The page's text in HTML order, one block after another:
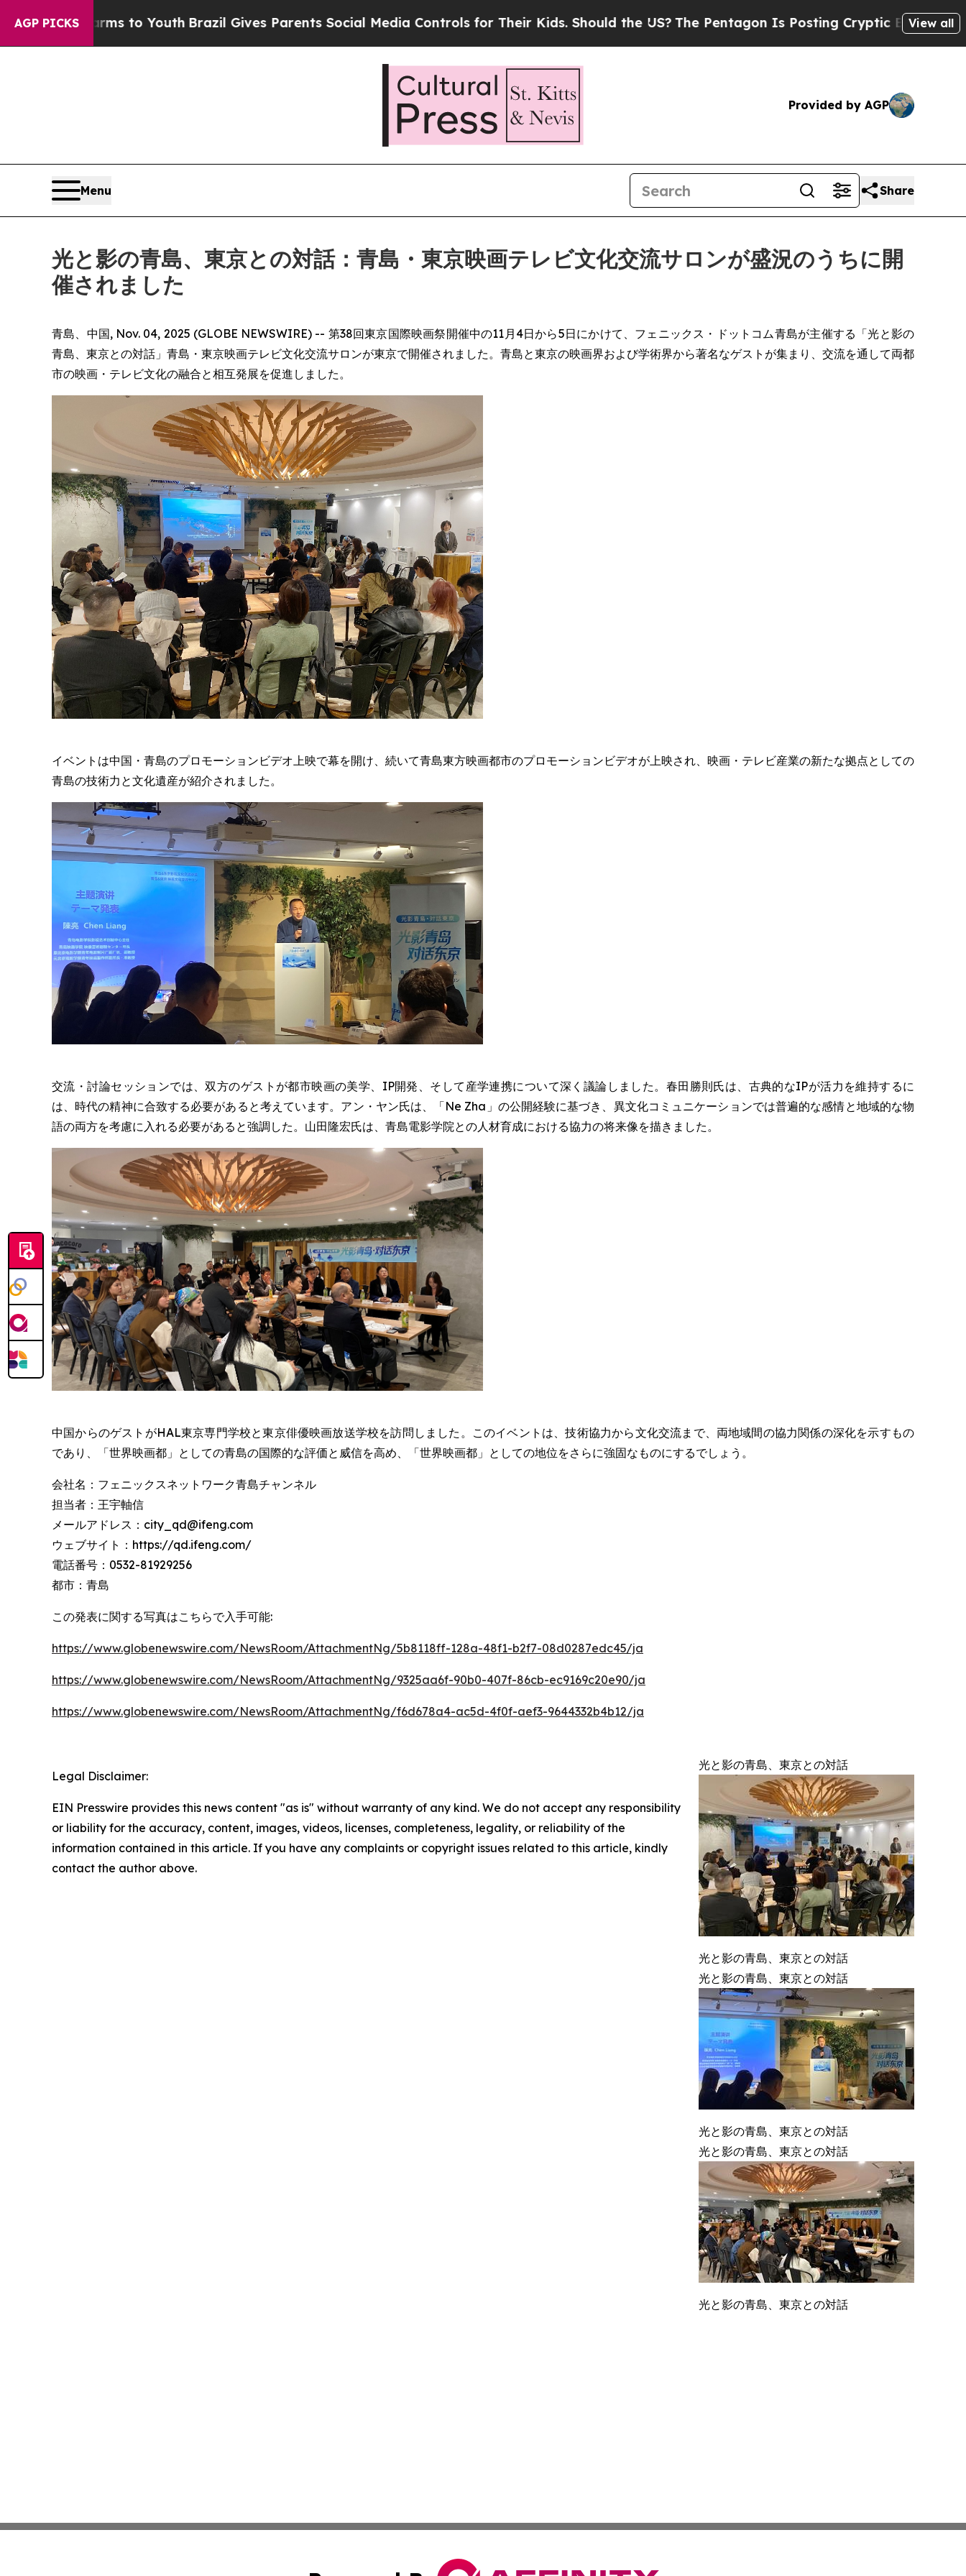
AGP PICKS
to Youth Brazil Gives Parents Social Media Controls for Their Kids. Should the US?The Pentagon Is Posting Cryptic Biblical Messages onView all
Provided by AGP
Menu Share
光と影の青島、東京との対話：青島・東京映画テレビ文化交流サロンが盛況のうちに開
催されました
青島、中国, Nov. 04, 2025 (GLOBE NEWSWIRE) -- 第38回東京国際映画祭開催中の11月4日から5日にかけて、フェニックス・ドットコム青島が主催する「光と影の
青島、東京との対話」青島・東京映画テレビ文化交流サロンが東京で開催されました。青島と東京の映画界および学術界から著名なゲストが集まり、交流を通して両都
市の映画・テレビ文化の融合と相互発展を促進しました。
イベントは中国・青島のプロモーションビデオ上映で幕を開け、続いて青島東方映画都市のプロモーションビデオが上映され、映画・テレビ産業の新たな拠点としての
青島の技術力と文化遺産が紹介されました。
交流・討論セッションでは、双方のゲストが都市映画の美学、IP開発、そして産学連携について深く議論しました。春田勝則氏は、古典的なIPが活力を維持するに
は、時代の精神に合致する必要があると考えています。アン・ヤン氏は、「Ne Zha」の公開経験に基づき、異文化コミュニケーションでは普遍的な感情と地域的な物
語の両方を考慮に入れる必要があると強調した。山田隆宏氏は、青島電影学院との人材育成における協力の将来像を描きました。
中国からのゲストがHAL東京専門学校と東京俳優映画放送学校を訪問しました。このイベントは、技術協力から文化交流まで、両地域間の協力関係の深化を示すもの
であり、「世界映画都」としての青島の国際的な評価と威信を高め、「世界映画都」としての地位をさらに強固なものにするでしょう。
会社名：フェニックスネットワーク青島チャンネル
担当者：王宇軸信
メールアドレス：city_qd@ifeng.com
ウェブサイト：https://qd.ifeng.com/
電話番号：0532-81929256
都市：青島
この発表に関する写真はこちらで入手可能:
https://www.globenewswire.com/NewsRoom/AttachmentNg/5b8118ff-128a-48f1-b2f7-08d0287edc45/ja
https://www.globenewswire.com/NewsRoom/AttachmentNg/9325aa6f-90b0-407f-86cb-ec9169c20e90/ja
https://www.globenewswire.com/NewsRoom/AttachmentNg/f6d678a4-ac5d-4f0f-aef3-9644332b4b12/ja
光と影の青島、東京との対話
光と影の青島、東京との対話
光と影の青島、東京との対話
光と影の青島、東京との対話
光と影の青島、東京との対話
光と影の青島、東京との対話
Legal Disclaimer:
EIN Presswire provides this news content "as is" without warranty of any kind. We do not accept any responsibility
or liability for the accuracy, content, images, videos, licenses, completeness, legality, or reliability of the
information contained in this article. If you have any complaints or copyright issues related to this article, kindly
contact the author above.